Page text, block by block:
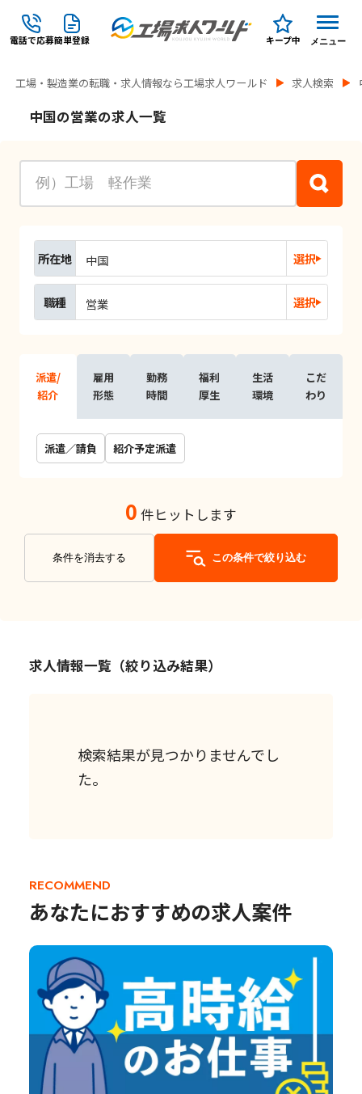
電話で応募簡単登録 キープ中 メニュー
工場・製造業の転職・求人情報なら工場求人ワールド 求人検索
中国の営業の求人一覧
所在地 中国 選択
職種 営業 選択
派遣/
紹介
雇用
形態
勤務
時間
福利
厚生
生活
環境
こだ
わり
派遣／請負 紹介予定派遣
0 件ヒットします
条件を消去する この条件で絞り込む
求人情報一覧（絞り込み結果）
検索結果が見つかりませんでし
た。
RECOMMEND
あなたにおすすめの求人案件